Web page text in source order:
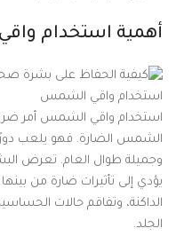
أهمية استخدام
استخدام واقي الشمس أمر
الشمس الضارة. فهو يلعب
وجميلة طوال العام. تعرض
يؤدي إلى تأثيرات ضارة من
الداكنة، وتفاقم حالات
الجلد.